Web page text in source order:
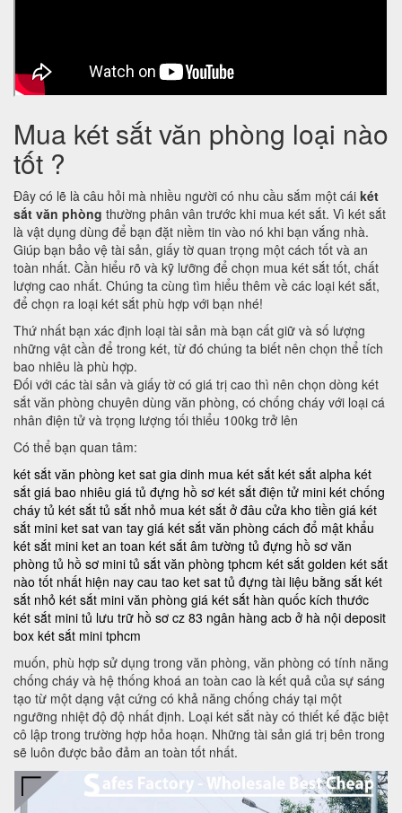
Mua két sắt văn phòng loại nào
tốt ?
Đây có lẽ là câu hỏi mà nhiều người có nhu cầu sắm một cái két
sắt văn phòng thường phân vân trước khi mua két sắt. Vì két sắt
là vật dụng dùng để bạn đặt niềm tin vào nó khi bạn vắng nhà.
Giúp bạn bảo vệ tài sản, giấy tờ quan trọng một cách tốt và an
toàn nhất. Cần hiểu rõ và kỹ lưỡng để chọn mua két sắt tốt, chất
lượng cao nhất. Chúng ta cùng tìm hiểu thêm về các loại két sắt,
để chọn ra loại két sắt phù hợp với bạn nhé!
Thứ nhất bạn xác định loại tài sản mà bạn cất giữ và số lượng
những vật cần để trong két, từ đó chúng ta biết nên chọn thể tích
bao nhiêu là phù hợp.
Đối với các tài sản và giấy tờ có giá trị cao thì nên chọn dòng két
sắt văn phòng chuyên dùng văn phòng, có chống cháy với loại cá
nhân điện tử và trọng lượng tối thiểu 100kg trở lên
Có thể bạn quan tâm:
két sắt văn phòng ket sat gia dinh mua két sắt két sắt alpha két
sắt giá bao nhiêu giá tủ đựng hồ sơ két sắt điện tử mini két chống
cháy tủ két sắt tủ sắt nhỏ mua két sắt ở đâu cửa kho tiền giá két
sắt mini ket sat van tay giá két sắt văn phòng cách đổ mật khẩu
két sắt mini ket an toan két sắt âm tường tủ đựng hồ sơ văn
phòng tủ hồ sơ mini tủ sắt văn phòng tphcm két sắt golden két sắt
nào tốt nhất hiện nay cau tao ket sat tủ đựng tài liệu bằng sắt két
sắt nhỏ két sắt mini văn phòng giá két sắt hàn quốc kích thước
két sắt mini tủ lưu trữ hồ sơ cz 83 ngân hàng acb ở hà nội deposit
box két sắt mini tphcm
muốn, phù hợp sử dụng trong văn phòng, văn phòng có tính năng
chống cháy và hệ thống khoá an toàn cao là kết quả của sự sáng
tạo từ một dạng vật cứng có khả năng chống cháy tại một
ngưỡng nhiệt độ độ nhất định. Loại két sắt này có thiết kế đặc biệt
cô lập trong trường hợp hỏa hoạn. Những tài sản giá trị bên trong
sẽ luôn được bảo đảm an toàn tốt nhất.